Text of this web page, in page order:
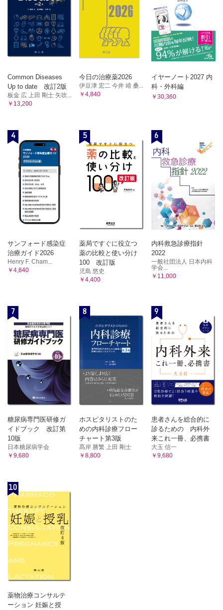
Common Diseases
Up to date 改訂2版
板金 広 上田 剛士 矢吹...
￥13,200
今日の治療薬2026
伊豆津 宏二 今井 靖 桑...
￥4,840
イヤーノート2027 内
科・外科編
￥30,360
4
サンフォード感染症
治療ガイド2026
Henry F. Cham...
￥4,840
5
薬局ですぐに役立つ
薬の比較と使い分け
100 改訂版
児島 悠史
￥4,400
6
内科救急診療指針
2022
一般社団法人 日本内科
学会...
￥11,000
7
糖尿病専門医研修ガ
イドブック 改訂第
10版
日本糖尿病学会
￥9,680
8
ホスピタリストのた
めの内科診療フロー
チャート第3版
髙岸 勝繁 上田 剛士
￥8,800
9
患者さんを総合的に
診るための 内科外
来これ一冊、必携書
大玉 信一
￥9,680
10
薬物治療コンサルテ
ーション 妊娠と授